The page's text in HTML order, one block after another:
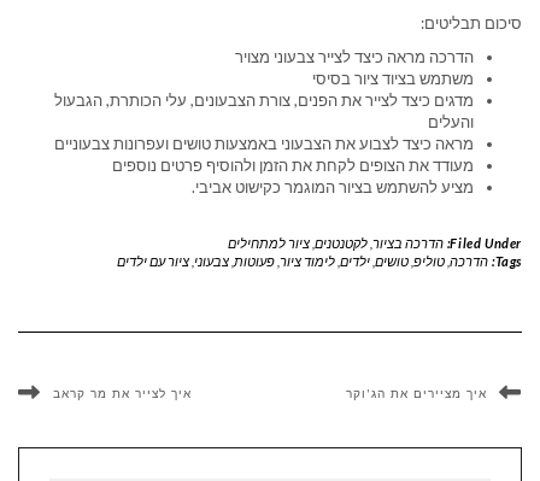
סיכום תבליטים:
הדרכה מראה כיצד לצייר צבעוני מצויר
משתמש בציוד ציור בסיסי
מדגים כיצד לצייר את הפנים, צורת הצבעונים, עלי הכותרת, הגבעול
והעלים
מראה כיצד לצבוע את הצבעוני באמצעות טושים ועפרונות צבעוניים
מעודד את הצופים לקחת את הזמן ולהוסיף פרטים נוספים
מציע להשתמש בציור המוגמר כקישוט אביבי.
Filed Under: הדרכה בציור, לקטנטנים, ציור למתחילים
Tags: הדרכה, טוליפ, טושים, ילדים, לימוד ציור, פעוטות צבעוני ציור עם ילדים
איך מציירים את הג'וקר איך לצייר את מר קראב